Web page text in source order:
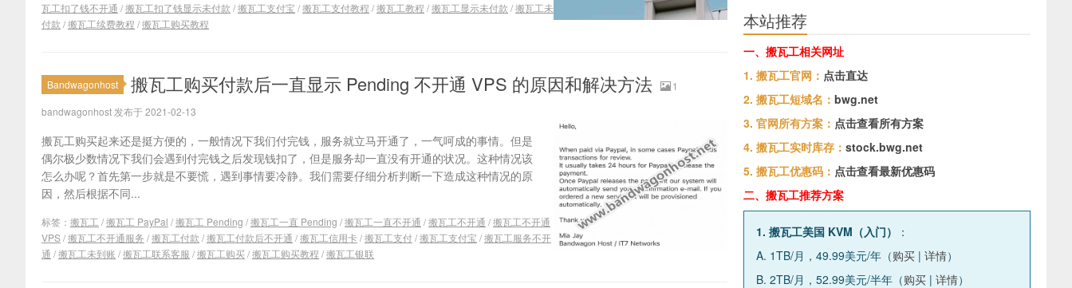
瓦工扣了钱不开通 /搬瓦工扣了钱显示未付款 /搬瓦工支付宝 /搬瓦工支付教程 /搬瓦工教程 /搬瓦工显示未付款 /搬瓦工未
付款 /搬瓦工续费教程 /搬瓦工购买教程
Bandwagonhost 搬瓦工购买付款后一直显示 Pending 不开通 VPS 的原因和解决方法
1
bandwagonhost 发布于 2021-02-13
搬瓦工购买起来还是挺方便的，一般情况下我们付完钱，服务就立马开通了，一气呵成的事情。但是
偶尔极少数情况下我们会遇到付完钱之后发现钱扣了，但是服务却一直没有开通的状况。这种情况该
怎么办呢？首先第一步就是不要慌，遇到事情要冷静。我们需要仔细分析判断一下造成这种情况的原
因，然后根据不同...
标签： 搬瓦工 /搬瓦工 PayPal /搬瓦工 Pending /搬瓦工一直 Pending /搬瓦工一直不开通 /搬瓦工不开通 /搬瓦工不开通
VPS/搬瓦工不开通服务 /搬瓦工付款 /搬瓦工付款后不开通 /搬瓦工信用卡/搬瓦工支付/搬瓦工支付宝 /搬瓦工服务不开
通 /搬瓦工未到账 /搬瓦工联系客服 /搬瓦工购买/搬瓦工购买教程 /搬瓦工银联
本站推荐
一、搬瓦工相关网址
1. 搬瓦工官网： 点击直达
2. 搬瓦工短域名： bwg.net
3. 官网所有方案： 点击查看所有方案
4. 搬瓦工实时库存： stock.bwg.net
5. 搬瓦工优惠码： 点击查看最新优惠码
二、搬瓦工推荐方案
1. 搬瓦工美国 KVM（入门）
：
A. 1TB/月，49.99美元/年（购买 | 详情）
B. 2TB/月，52.99美元/半年（购买 | 详情）